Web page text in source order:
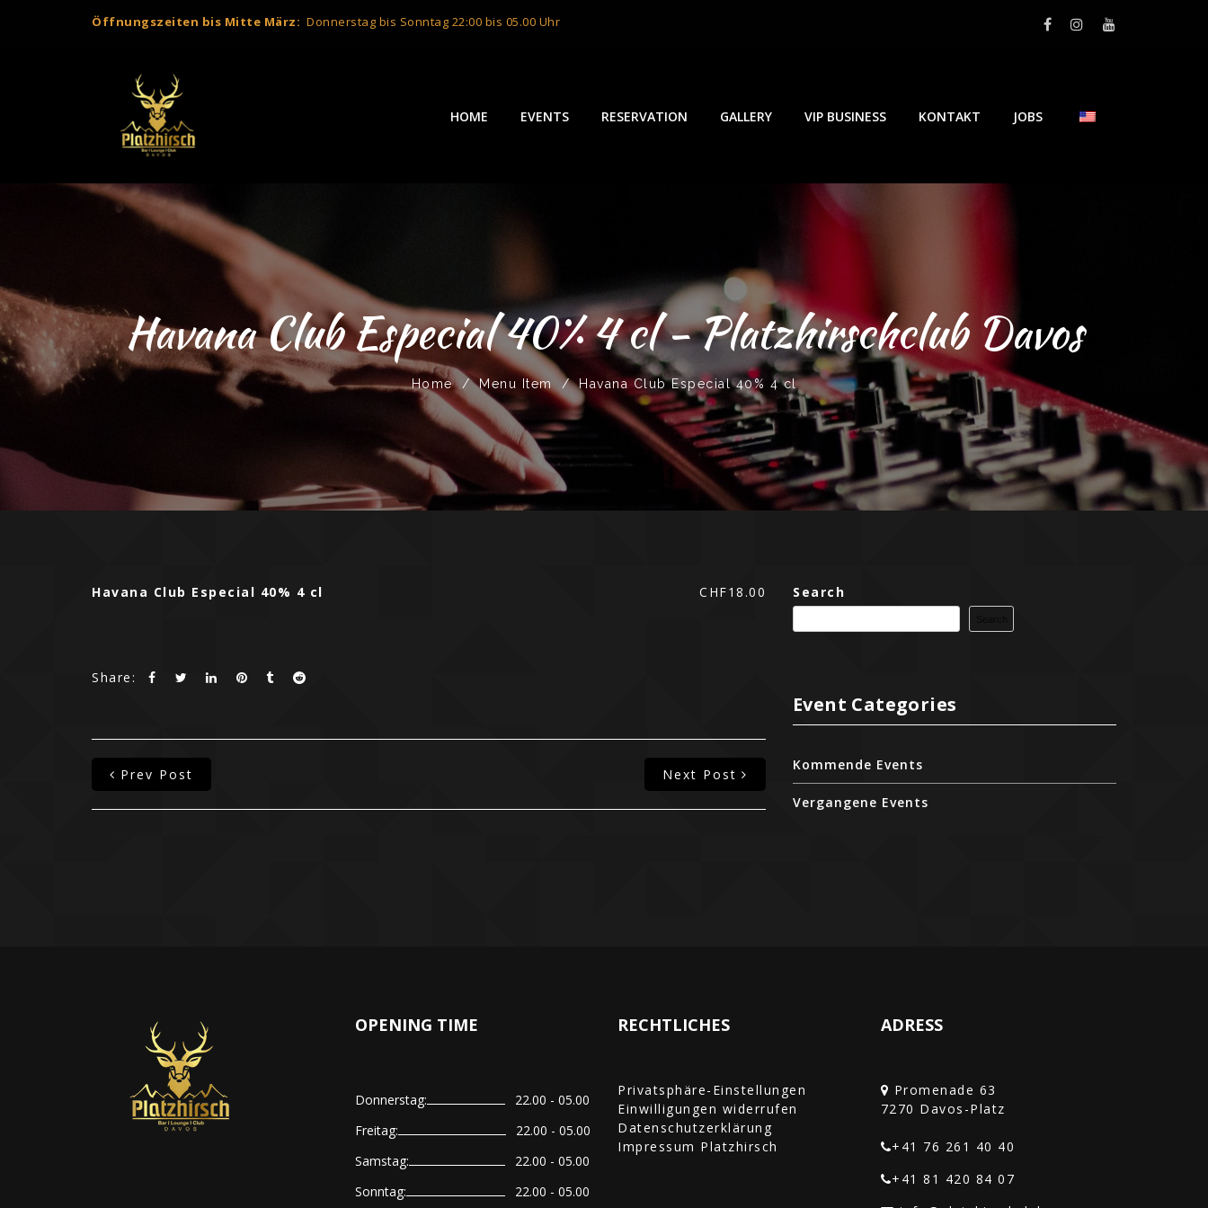
Öffnungszeiten bis Mitte März: Donnerstag bis Sonntag 22:00 bis 05.00 Uhr
HOME EVENTS RESERVATION GALLERY VIP BUSINESS KONTAKT JOBS
Havana Club Especial 40% 4 cl - Platzhirschclub Davos
Home / Menu Item / Havana Club Especial 40% 4 cl
Havana Club Especial 40% 4 cl CHF18.00
Share:
Prev Post Next Post
Search
Event Categories
Kommende Events
Vergangene Events
OPENING TIME
Donnerstag:
22.00 - 05.00
Freitag:
22.00 - 05.00
Samstag:
22.00 - 05.00
Sonntag:
22.00 - 05.00
RECHTLICHES
Privatsphäre-Einstellungen
Einwilligungen widerrufen
Datenschutzerklärung
Impressum Platzhirsch
ADRESS
Promenade 63
+41 76 261 40 40‎
+41 81 420 84 07